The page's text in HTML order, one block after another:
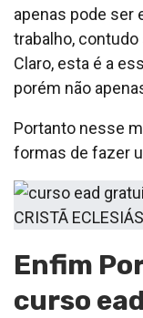
apenas pode ser
trabalho,
Claro, esta é a
porém não
Portanto nesse
formas de fazer
Enfim
curso